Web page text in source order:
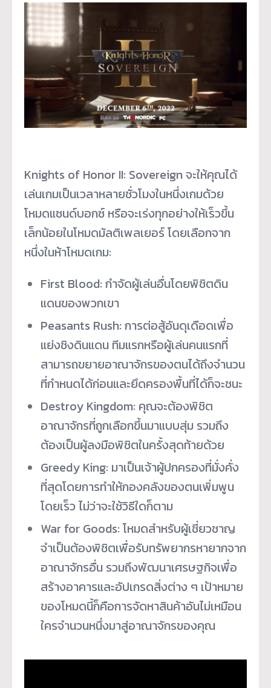
Knights of Honor II: Sovereign จะให้คุณได้
เล่นเกมเป็นเวลาหลายชั่วโมงในหนึ่งเกมด้วย
โหมดแซนด์บอกซ์ หรือจะเร่งทุกอย่างให้เร็วขึ้น
เล็กน้อยในโหมดมัลติเพลเยอร์ โดยเลือกจาก
หนึ่งในห้าโหมดเกม:
First Blood: กำจัดผู้เล่นอื่นโดยพิชิตดิน
แดนของพวกเขา
Peasants Rush: การต่อสู้อันดุเดือดเพื่อ
แย่งชิงดินแดน ทีมแรกหรือผู้เล่นคนแรกที่
สามารถขยายอาณาจักรของตนได้ถึงจำนวน
ที่กำหนดได้ก่อนและยึดครองพื้นที่ได้ก็จะชนะ
Destroy Kingdom: คุณจะต้องพิชิต
อาณาจักรที่ถูกเลือกขึ้นมาแบบสุ่ม รวมถึง
ต้องเป็นผู้ลงมือพิชิตในครั้งสุดท้ายด้วย
Greedy King: มาเป็นเจ้าผู้ปกครองที่มั่งคั่ง
ที่สุดโดยการทำให้กองคลังของตนเพิ่มพูน
โดยเร็ว ไม่ว่าจะใช้วิธีใดก็ตาม
War for Goods: โหมดสำหรับผู้เชี่ยวชาญ
จำเป็นต้องพิชิตเพื่อรับทรัพยากรหายากจาก
อาณาจักรอื่น รวมถึงพัฒนาเศรษฐกิจเพื่อ
สร้างอาคารและอัปเกรดสิ่งต่าง ๆ เป้าหมาย
ของโหมดนี้ก็คือการจัดหาสินค้าอันไม่เหมือน
ใครจำนวนหนึ่งมาสู่อาณาจักรของคุณ